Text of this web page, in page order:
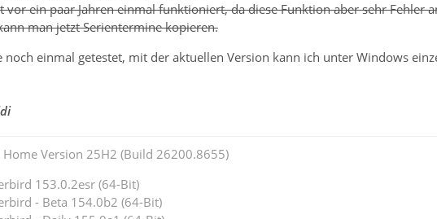
vor ein paar Jahren einmal funktioniert, da diese Funktion aber sehr Fehler
man jetzt Serientermine kopieren.
noch einmal getestet, mit der aktuellen Version kann ich unter Windows
Home Version 25H2 (Build 26200.8655)
153.0.2esr (64-Bit)
- Beta 154.0b2 (64-Bit)